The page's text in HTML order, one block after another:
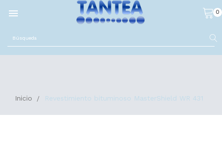
 0
Inicio Revestimiento bituminoso MasterShield WR 431